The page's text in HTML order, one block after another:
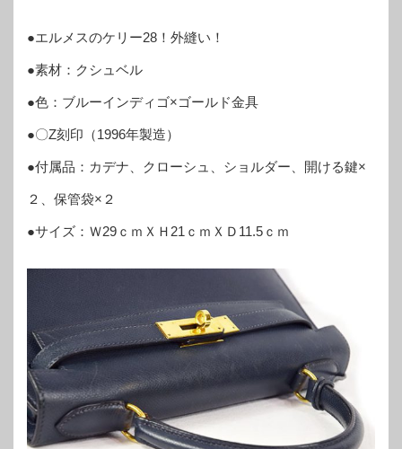
●エルメスのケリー28！外縫い！
●素材：クシュベル
●色：ブルーインディゴ×ゴールド金具
●〇Z刻印（1996年製造）
●付属品：カデナ、クローシュ、ショルダー、開ける鍵×
２、保管袋×２
●サイズ：Ｗ29ｃｍＸＨ21ｃｍＸＤ11.5ｃｍ